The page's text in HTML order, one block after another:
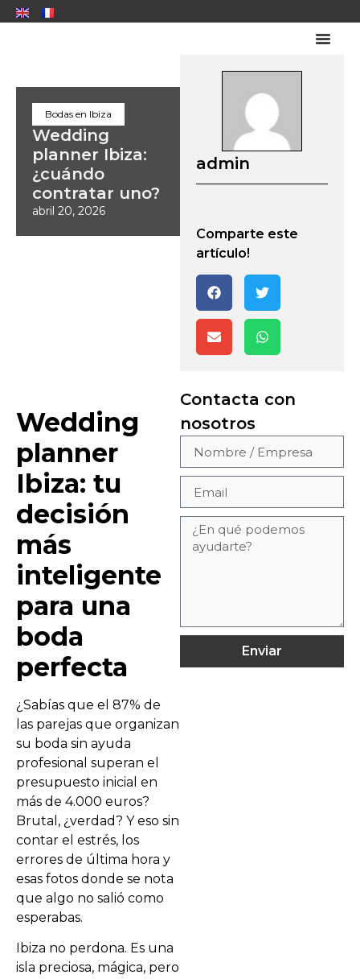
Bodas en Ibiza
Wedding
planner Ibiza:
¿cuándo
contratar uno?
abril 20, 2026
Wedding
planner
Ibiza: tu
decisión
más
inteligente
para una
boda
perfecta
¿Sabías que el 87% de
las parejas que organizan
su boda sin ayuda
profesional superan el
presupuesto inicial en
más de 4.000 euros?
Brutal, ¿verdad? Y eso sin
contar el estrés, los
errores de última hora y
esas fotos donde se nota
que algo no salió como
esperabas.
Ibiza no perdona. Es una
isla preciosa, mágica, pero
admin
Comparte este
artículo!
Contacta con
nosotros
Enviar